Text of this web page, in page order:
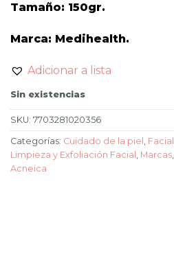
Tamaño: 150gr.
Marca: Medihealth.
Adicionar a lista
Sin existencias
SKU: 7703281020356
Categorías: Cuidado de la piel Facial
Limpieza y Exfoliación Facial Marcas
Acneica